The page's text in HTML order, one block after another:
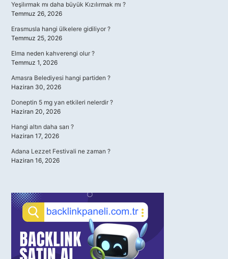
Yeşilırmak mı daha büyük Kızılırmak mı ?
Temmuz 26, 2026
Erasmusla hangi ülkelere gidiliyor ?
Temmuz 25, 2026
Elma neden kahverengi olur ?
Temmuz 1, 2026
Amasra Belediyesi hangi partiden ?
Haziran 30, 2026
Doneptin 5 mg yan etkileri nelerdir ?
Haziran 20, 2026
Hangi altın daha sarı ?
Haziran 17, 2026
Adana Lezzet Festivali ne zaman ?
Haziran 16, 2026